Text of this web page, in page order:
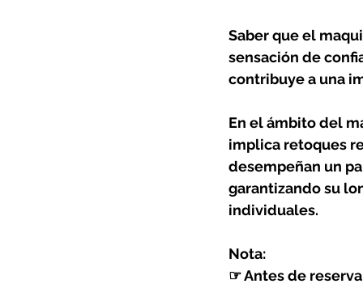
Saber que el
sensación de
contribuye a una
En el ámbito del
implica retoques
desempeñan un
garantizando su
individuales.
Nota:
☞ Antes de